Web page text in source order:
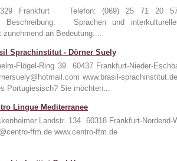
Frankfurt Telefon: (069) 25 71 20
Sprachen und
an Bedeutung....
Sprachinstitut - Dörner Suely
Flögel-Ring 39 60437 Frankfurt-Nieder-
www.brasil-
Portugiesisch? Sie möchten...
Lingue Mediterranee
Landstr. 134 60318 Frankfurt-
ffm.de www.centro-ffm.de